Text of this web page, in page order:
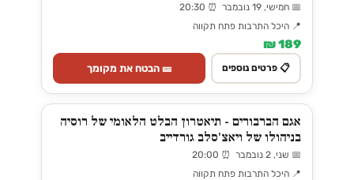
📅 חמישי, 19 נובמבר ⏰ 20:30
📍 היכל התרבות פתח תקווה
189 ₪
📋 פרטים נוספים 🎫 הבטח את מקומך
אגם הברבורים - תיאטרון הבלט הלאומי של רוסיה
בניהולו של ויאצ'סלב גורדייב
📅 שני, 2 נובמבר ⏰ 20:00
📍 היכל התרבות פתח תקווה